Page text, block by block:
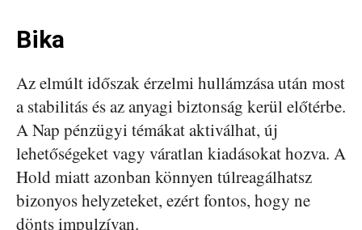
Bika
Az elmúlt időszak érzelmi hullámzása után most
a stabilitás és az anyagi biztonság kerül előtérbe.
A Nap pénzügyi témákat aktiválhat, új
lehetőségeket vagy váratlan kiadásokat hozva. A
Hold miatt azonban könnyen túlreagálhatsz
bizonyos helyzeteket, ezért fontos, hogy ne
dönts impulzívan.